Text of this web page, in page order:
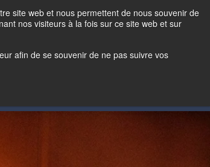
site web et nous permettent de nous souvenir de
nos visiteurs à la fois sur ce site web et sur
afin de se souvenir de ne pas suivre vos
Contactez-nous
Représentant Achats en ligne